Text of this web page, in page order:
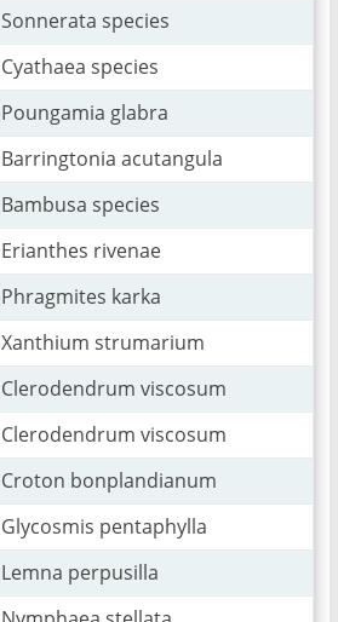
Sonnerata species
Cyathaea species
Poungamia glabra
Barringtonia acutangula
Bambusa species
Erianthes rivenae
Phragmites karka
Xanthium strumarium
Clerodendrum viscosum
Clerodendrum viscosum
Croton bonplandianum
Glycosmis pentaphylla
Lemna perpusilla